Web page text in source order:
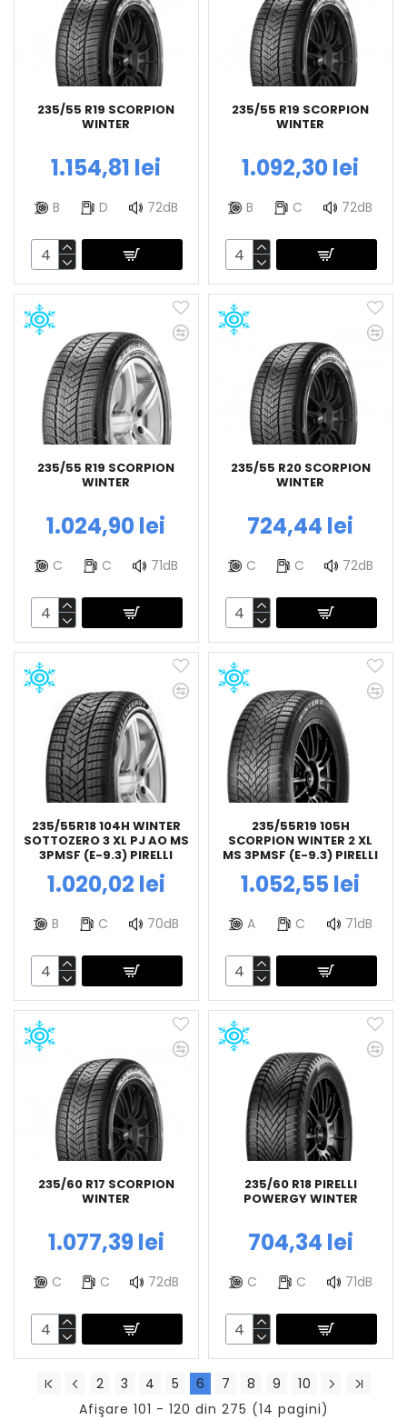
235/55 R19 SCORPION
WINTER
1.154,81 lei
B D 72dB
235/55 R19 SCORPION
WINTER
1.092,30 lei
B C 72dB
235/55 R19 SCORPION
WINTER
1.024,90 lei
C C 71dB
235/55 R20 SCORPION
WINTER
724,44 lei
C C 72dB
235/55R18 104H WINTER
SOTTOZERO 3 XL PJ AO MS
3PMSF (E-9.3) PIRELLI
1.020,02 lei
B C 70dB
235/55R19 105H
SCORPION WINTER 2 XL
MS 3PMSF (E-9.3) PIRELLI
1.052,55 lei
A C 71dB
235/60 R17 SCORPION
WINTER
1.077,39 lei
C C 72dB
235/60 R18 PIRELLI
POWERGY WINTER
704,34 lei
C C 71dB
2 3 4 5 6 7 8 9
10
Afişare 101 - 120 din 275 (14 pagini)